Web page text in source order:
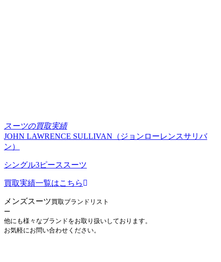
スーツの買取実績
JOHN LAWRENCE SULLIVAN（ジョンローレンスサリバ
ン）
シングル3ピーススーツ
買取実績一覧はこちら
メンズスーツ買取ブランドリスト
ー
他にも様々なブランドをお取り扱いしております。
お気軽にお問い合わせください。